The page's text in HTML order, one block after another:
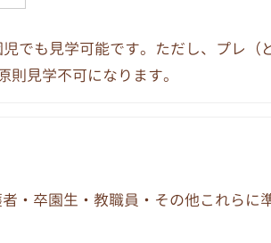
でも見学可能です。ただし、プレ（
則見学不可になります。
・卒園生・教職員・その他これらに